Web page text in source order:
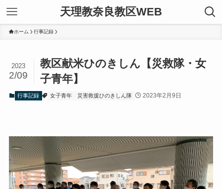
天理教奈良教区WEB
ホーム 行事記録
教区献米ひのきしん【災救隊・女
子青年】
2023
2/09
行事記録 女子青年 災害救援ひのきしん隊 2023年2月9日